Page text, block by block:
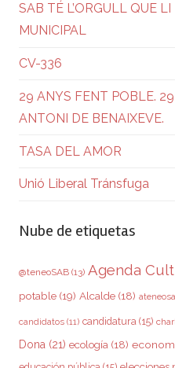
SAB TÉ L’ORGULL QUE
MUNICIPAL
CV-336
29 ANYS FENT POBLE.
ANTONI DE BENAIXEVE.
TASA DEL AMOR
Unió Liberal Tránsfuga
Nube de etiquetas
@teneoSAB (13) Agenda
potable (19) Alcalde (18)
candidatos (11) candidatura (15)
Dona (21) ecología (18)